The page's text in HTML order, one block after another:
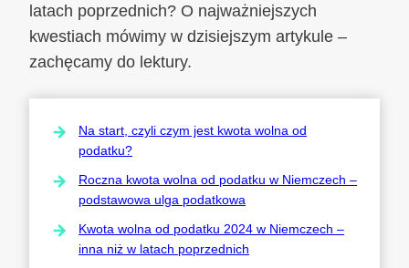
latach poprzednich? O najważniejszych
kwestiach mówimy w dzisiejszym artykule –
zachęcamy do lektury.
Na start, czyli czym jest kwota wolna od
podatku?
Roczna kwota wolna od podatku w Niemczech –
podstawowa ulga podatkowa
Kwota wolna od podatku 2024 w Niemczech –
inna niż w latach poprzednich